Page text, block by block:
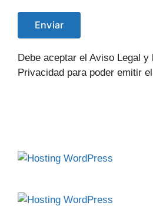
Debe aceptar el Aviso Legal
Privacidad para poder emitir